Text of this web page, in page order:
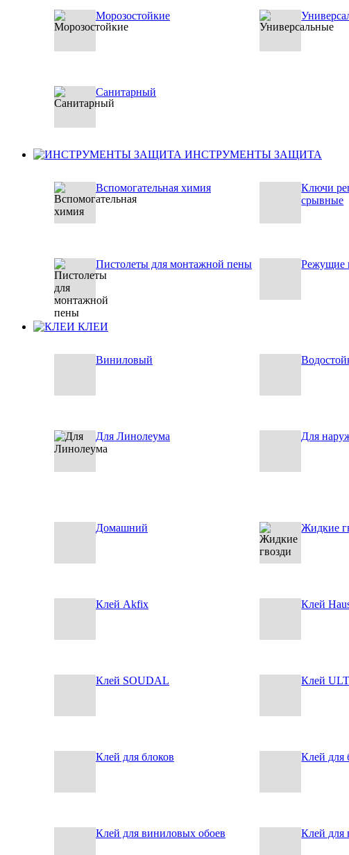
Морозостойкие
Санитарный
ИНСТРУМЕНТЫ ЗАЩИТА
Вспомогательная химия
Ключи
срывные
Пистолеты для монтажной пены Режущие
КЛЕИ
Виниловый
Для Линолеума Для
Домашний Жидкие
Клей Akfix Клей
Клей SOUDAL Клей
Клей для блоков Клей для
Клей для виниловых обоев Клей для